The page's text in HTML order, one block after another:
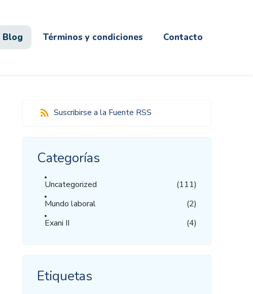
Blog Términos y condiciones Contacto
Suscribirse a la Fuente RSS
Categorías
Uncategorized
(111)
Mundo laboral
(2)
Exani II
(4)
Etiquetas